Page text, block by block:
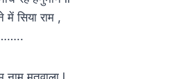
में सिया राम ,